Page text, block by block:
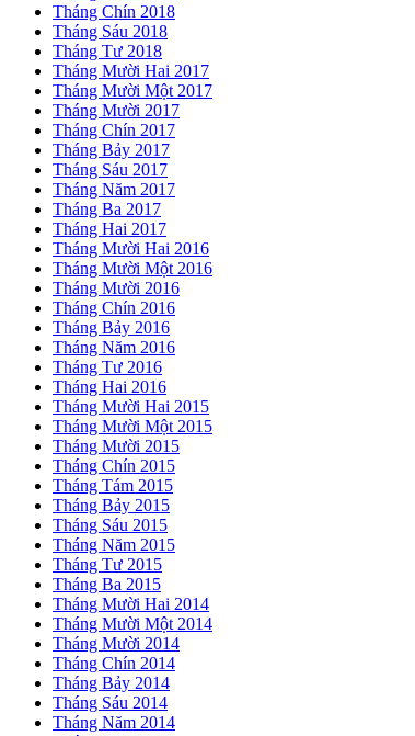
Tháng Chín 2018
Tháng Sáu 2018
Tháng Tư 2018
Tháng Mười Hai 2017
Tháng Mười Một 2017
Tháng Mười 2017
Tháng Chín 2017
Tháng Bảy 2017
Tháng Sáu 2017
Tháng Năm 2017
Tháng Ba 2017
Tháng Hai 2017
Tháng Mười Hai 2016
Tháng Mười Một 2016
Tháng Mười 2016
Tháng Chín 2016
Tháng Bảy 2016
Tháng Năm 2016
Tháng Tư 2016
Tháng Hai 2016
Tháng Mười Hai 2015
Tháng Mười Một 2015
Tháng Mười 2015
Tháng Chín 2015
Tháng Tám 2015
Tháng Bảy 2015
Tháng Sáu 2015
Tháng Năm 2015
Tháng Tư 2015
Tháng Ba 2015
Tháng Mười Hai 2014
Tháng Mười Một 2014
Tháng Mười 2014
Tháng Chín 2014
Tháng Bảy 2014
Tháng Sáu 2014
Tháng Năm 2014